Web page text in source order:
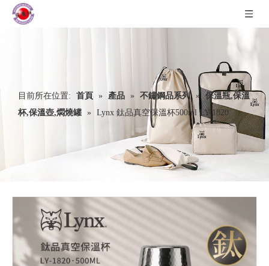
目前所在位置: 首頁 » 產品 » 不鏽鋼品系列 » 保溫瓶,保溫
杯,保溫壺,燜燒罐 » Lynx 鈦品真空保溫杯500ml LY-1820